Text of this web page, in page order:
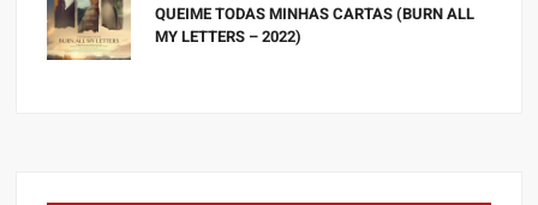
QUEIME TODAS MINHAS CARTAS (BURN ALL
MY LETTERS – 2022)